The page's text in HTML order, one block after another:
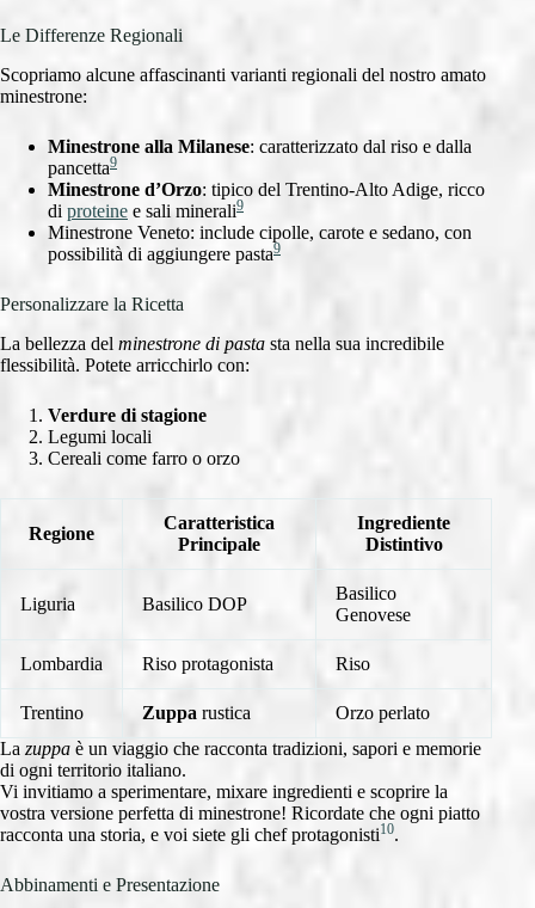
Le Differenze Regionali
Scopriamo alcune affascinanti varianti regionali del nostro amato
minestrone:
Minestrone alla Milanese: caratterizzato dal riso e dalla
pancetta9
Minestrone d’Orzo: tipico del Trentino-Alto Adige, ricco
di proteine e sali minerali9
Minestrone Veneto: include cipolle, carote e sedano, con
possibilità di aggiungere pasta9
Personalizzare la Ricetta
La bellezza del minestrone di pasta sta nella sua incredibile
flessibilità. Potete arricchirlo con:
Verdure di stagione
Legumi locali
Cereali come farro o orzo
Regione
Caratteristica
Principale
Ingrediente
Distintivo
Liguria Basilico DOP
Basilico
Genovese
Lombardia Riso protagonista Riso
Trentino Zuppa rustica
Orzo perlato
La zuppa è un viaggio che racconta tradizioni, sapori e memorie
di ogni territorio italiano.
Vi invitiamo a sperimentare, mixare ingredienti e scoprire la
vostra versione perfetta di minestrone! Ricordate che ogni piatto
racconta una storia, e voi siete gli chef protagonisti10.
Abbinamenti e Presentazione